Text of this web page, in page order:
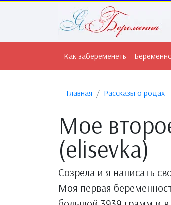
Как забеременеть
Главная Рассказы о родах
Мое
(elisevka)
Созрела и я написать
Моя первая